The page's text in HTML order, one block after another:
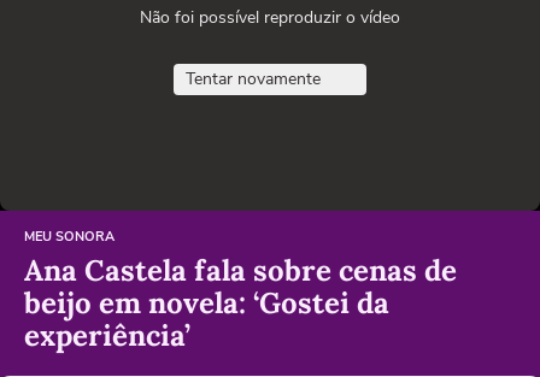
Não foi possível reproduzir o vídeo
Tentar novamente
MEU SONORA
Ana Castela fala sobre cenas de
beijo em novela: ‘Gostei da
experiência’